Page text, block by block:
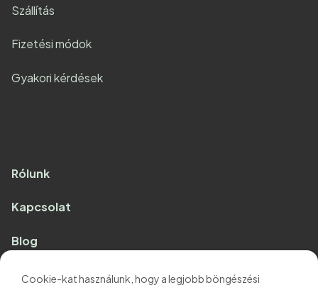
Szállítás
Fizetési módok
Gyakori kérdések
Rólunk
Kapcsolat
Blog
Partnereink:
Cookie-kat használunk, hogy a legjobb böngészési